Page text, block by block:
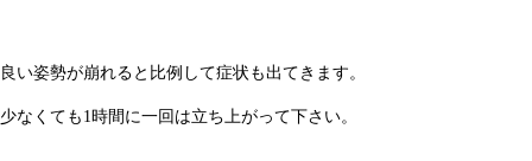
良い姿勢が崩れると比例して症状も出てきます。
少なくても1時間に一回は立ち上がって下さい。